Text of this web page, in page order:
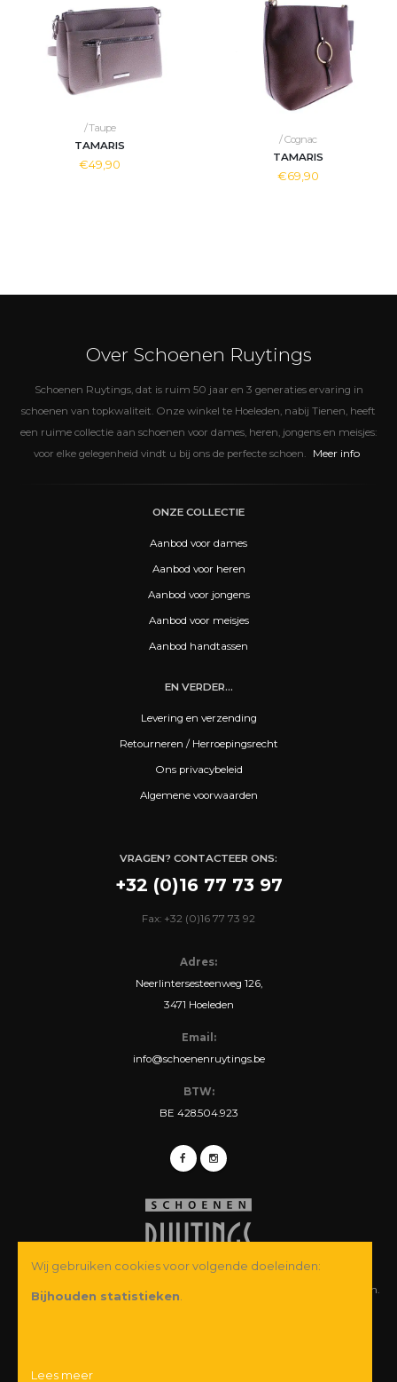
/ Taupe
TAMARIS
€49,90
/ Cognac
TAMARIS
€69,90
Over Schoenen Ruytings
Schoenen Ruytings, dat is ruim 50 jaar en 3 generaties ervaring in
schoenen van topkwaliteit. Onze winkel te Hoeleden, nabij Tienen, heeft
een ruime collectie aan schoenen voor dames, heren, jongens en meisjes:
voor elke gelegenheid vindt u bij ons de perfecte schoen.
Meer info
ONZE COLLECTIE
Aanbod voor dames
Aanbod voor heren
Aanbod voor jongens
Aanbod voor meisjes
Aanbod handtassen
EN VERDER...
Levering en verzending
Retourneren / Herroepingsrecht
Ons privacybeleid
Algemene voorwaarden
VRAGEN? CONTACTEER ONS:
+32 (0)16 77 73 97
Fax: +32 (0)16 77 73 92
Adres:
Neerlintersesteenweg 126,
3471 Hoeleden
Email:
info@schoenenruytings.be
BTW:
BE 428.504.923
© Copyright 2026 Schoenen Ruytings BVBA. Alle rechten voorbehouden.
Wij gebruiken cookies voor volgende doeleinden:
Bijhouden statistieken
Lees meer